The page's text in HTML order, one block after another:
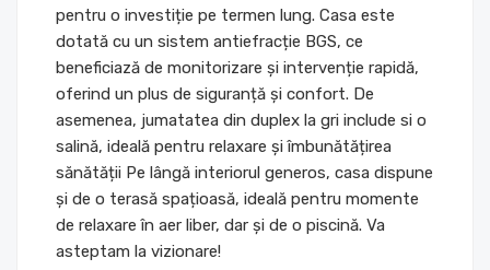
pentru o investiție pe termen lung. Casa este
dotată cu un sistem antiefracție BGS, ce
beneficiază de monitorizare și intervenție rapidă,
oferind un plus de siguranță și confort. De
asemenea, jumatatea din duplex la gri include si o
salină, ideală pentru relaxare și îmbunătățirea
sănătății Pe lângă interiorul generos, casa dispune
și de o terasă spațioasă, ideală pentru momente
de relaxare în aer liber, dar și de o piscină. Va
asteptam la vizionare!